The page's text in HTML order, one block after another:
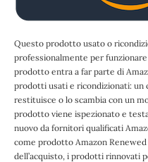
Questo prodotto usato o
professionalmente per
prodotto entra a far parte di
prodotti usati e ricondizionati: un
restituisce o lo scambia con un
prodotto viene ispezionato e
nuovo da fornitori qualificati
come prodotto Amazon
dell’acquisto, i prodotti rinnovati